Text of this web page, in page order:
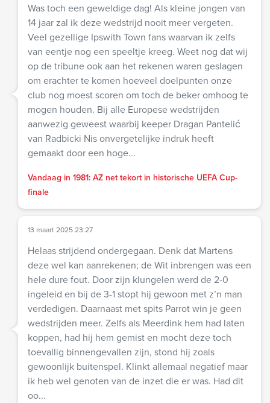
Was toch een geweldige dag! Als kleine jongen van
14 jaar zal ik deze wedstrijd nooit meer vergeten.
Veel gezellige Ipswith Town fans waarvan ik zelfs
van eentje nog een speeltje kreeg. Weet nog dat wij
op de tribune ook aan het rekenen waren geslagen
om erachter te komen hoeveel doelpunten onze
club nog moest scoren om toch de beker omhoog te
mogen houden. Bij alle Europese wedstrijden
aanwezig geweest waarbij keeper Dragan Pantelić
van Radbicki Nis onvergetelijke indruk heeft
gemaakt door een hoge...
Vandaag in 1981: AZ net tekort in historische UEFA Cup-
finale
13 maart 2025 23:27
Helaas strijdend ondergegaan. Denk dat Martens
deze wel kan aanrekenen; de Wit inbrengen was een
hele dure fout. Door zijn klungelen werd de 2-0
ingeleid en bij de 3-1 stopt hij gewoon met z’n man
verdedigen. Daarnaast met spits Parrot win je geen
wedstrijden meer. Zelfs als Meerdink hem had laten
koppen, had hij hem gemist en mocht deze toch
toevallig binnengevallen zijn, stond hij zoals
gewoonlijk buitenspel. Klinkt allemaal negatief maar
ik heb wel genoten van de inzet die er was. Had dit
oo...